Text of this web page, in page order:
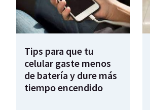
Tips para que tu
celular gaste menos
de batería y dure más
tiempo encendido